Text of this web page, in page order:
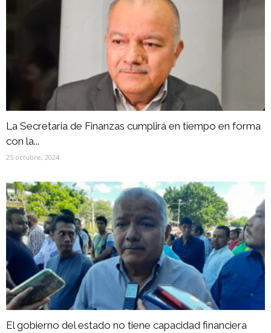
La Secretaria de Finanzas cumplirá en tiempo en forma
con la...
25 octubre, 2024
El gobierno del estado no tiene capacidad financiera